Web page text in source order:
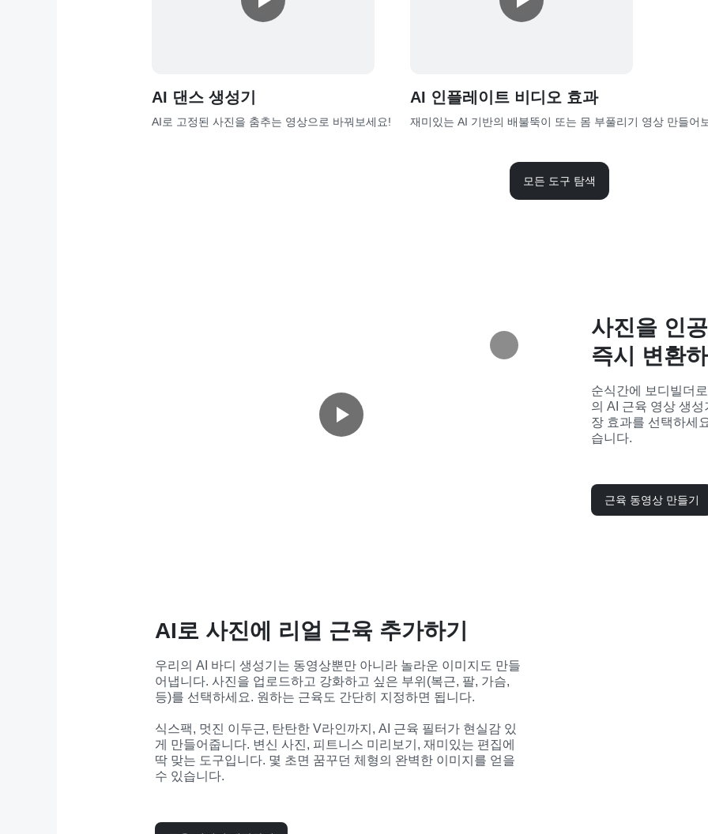
AI 댄스 생성기
AI로 고정된 사진을 춤추는 영상으로 바꿔보세요!
AI 인플레이트 비디오 효과
재미있는 AI 기반의 배불뚝이 또는 몸 부풀리기 영상 만들어
모든 도구 탐색
사진을 인
즉시 변환
순식간에 보디빌더
의 AI 근육 영상 생
장 효과를 선택하세
습니다.
근육 동영상 만들기
AI로 사진에 리얼 근육 추가하기
우리의 AI 바디 생성기는 동영상뿐만 아니라 놀라운 이미지도 만들
어냅니다. 사진을 업로드하고 강화하고 싶은 부위(복근, 팔, 가슴,
등)를 선택하세요. 원하는 근육도 간단히 지정하면 됩니다.
식스팩, 멋진 이두근, 탄탄한 V라인까지, AI 근육 필터가 현실감 있
게 만들어줍니다. 변신 사진, 피트니스 미리보기, 재미있는 편집에
딱 맞는 도구입니다. 몇 초면 꿈꾸던 체형의 완벽한 이미지를 얻을
수 있습니다.